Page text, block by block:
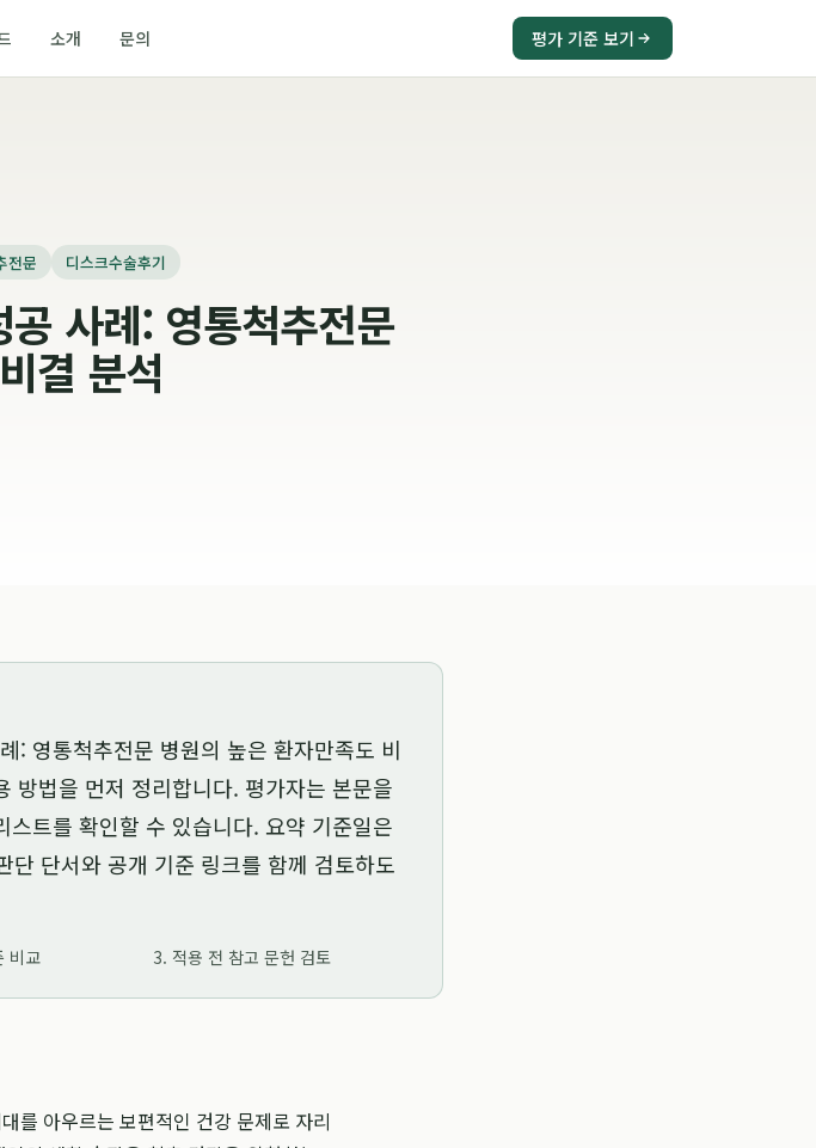
소개 문의 평가 기준 보기
전문 디스크수술후기
사례: 영통척추전문
결 분석
: 영통척추전문 병원의 높은 환자만족도 비
방법을 먼저 정리합니다. 평가자는 본문을
트를 확인할 수 있습니다. 요약 기준일은
단 단서와 공개 기준 링크를 함께 검토하도
비교 3. 적용 전 참고 문헌 검토
를 아우르는 보편적인 건강 문제로 자리